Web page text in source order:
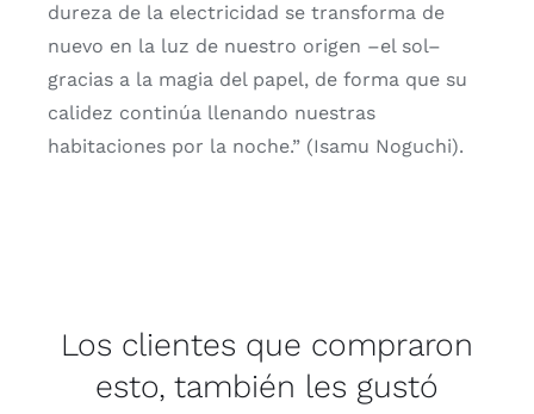
dureza de la electricidad se transforma de
nuevo en la luz de nuestro origen –el sol–
gracias a la magia del papel, de forma que su
calidez continúa llenando nuestras
habitaciones por la noche.” (Isamu Noguchi).
Los clientes que compraron
esto, también les gustó